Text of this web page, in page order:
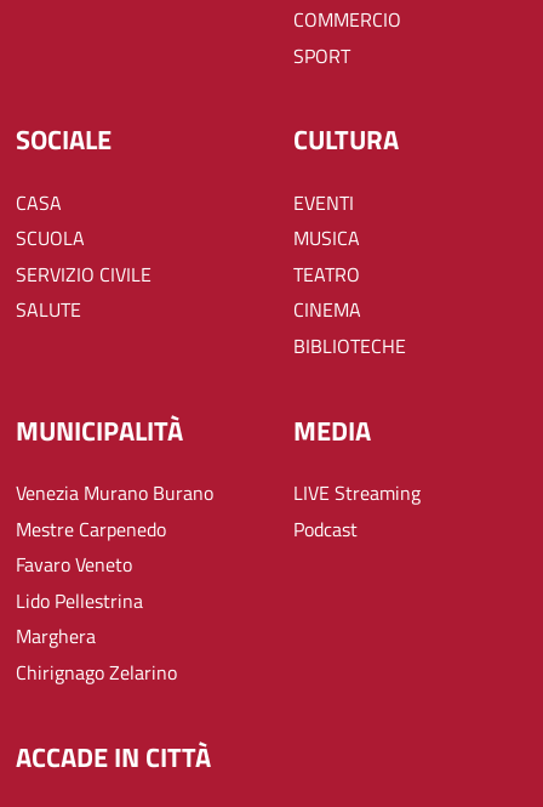
COMMERCIO
SPORT
SOCIALE
CASA
SCUOLA
SERVIZIO CIVILE
SALUTE
CULTURA
EVENTI
MUSICA
TEATRO
CINEMA
BIBLIOTECHE
MUNICIPALITÀ
Venezia Murano Burano
Mestre Carpenedo
Favaro Veneto
Lido Pellestrina
Marghera
Chirignago Zelarino
MEDIA
LIVE Streaming
Podcast
ACCADE IN CITTÀ